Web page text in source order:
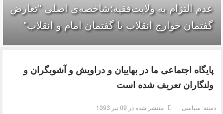
عدم التزام به ولایت‌فقیه؛شاخصه‌ی اصلی "تعارض
گفتمان خوارج انقلاب با گفتمان امام و انقلاب"
پایگاه اجتماعی ما در بهاییان و دراویش و آشوبگران و
ولنگاران تعریف شده است
دسته: سیاسی منتشر شده در 09 تیر 1393